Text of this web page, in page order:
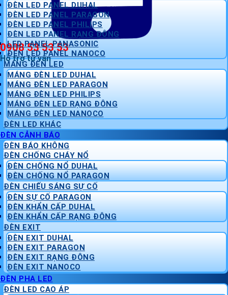
0908 53 53 53
Hỗ trợ tư vấn
ĐÈN LED PANEL DUHAL
ĐÈN LED PANEL PARAGON
ĐÈN LED PANEL PHILIPS
ĐÈN LED PANEL RẠNG ĐÔNG
LED PANEL PANASONIC
ĐÈN LED PANEL NANOCO
MÁNG ĐÈN LED
MÁNG ĐÈN LED DUHAL
MÁNG ĐÈN LED PARAGON
MÁNG ĐÈN LED PHILIPS
MÁNG ĐÈN LED RẠNG ĐÔNG
MÁNG ĐÈN LED NANOCO
ĐÈN LED KHÁC
ĐÈN CẢNH BÁO
ĐÈN BÁO KHÔNG
ĐÈN CHỐNG CHÁY NỔ
ĐÈN CHỐNG NỔ DUHAL
ĐÈN CHỐNG NỔ PARAGON
ĐÈN CHIẾU SÁNG SỰ CỐ
ĐÈN SỰ CỐ PARAGON
ĐÈN KHẨN CẤP DUHAL
ĐÈN KHẨN CẤP RẠNG ĐÔNG
ĐÈN EXIT
ĐÈN EXIT DUHAL
ĐÈN EXIT PARAGON
ĐÈN EXIT RẠNG ĐÔNG
ĐÈN EXIT NANOCO
ĐÈN PHA LED
ĐÈN LED CAO ÁP